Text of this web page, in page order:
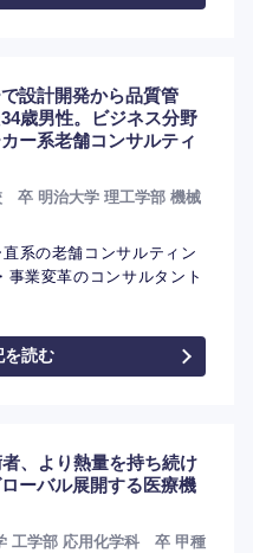
設計開発から品質管
歳男性。ビジネス分野
ー系老舗コンサルティ
卒 明治大学 理工学部 機械
直系の老舗コンサルティン
事業変革のコンサルタント
を読む
、より熱量を持ち続け
ーバル展開する医療機
工学部 応用化学科 卒 甲種